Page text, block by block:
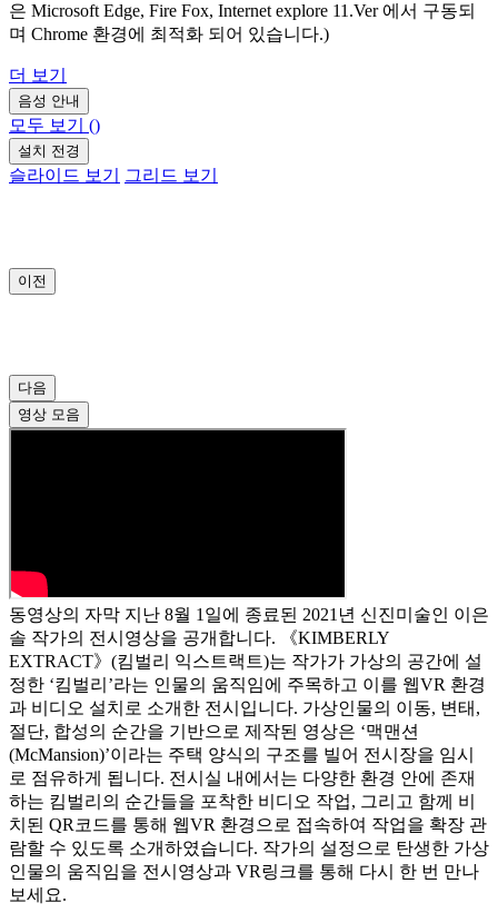
은 Microsoft Edge, Fire Fox, Internet explore 11.Ver 에서 구동되
며 Chrome 환경에 최적화 되어 있습니다.)
더 보기
음성 안내
모두 보기 ()
설치 전경
슬라이드 보기 그리드 보기
이전
다음
영상 모음
동영상의 자막 지난 8월 1일에 종료된 2021년 신진미술인 이은
솔 작가의 전시영상을 공개합니다. 《KIMBERLY
EXTRACT》(킴벌리 익스트랙트)는 작가가 가상의 공간에 설
정한 ‘킴벌리’라는 인물의 움직임에 주목하고 이를 웹VR 환경
과 비디오 설치로 소개한 전시입니다. 가상인물의 이동, 변태,
절단, 합성의 순간을 기반으로 제작된 영상은 ‘맥맨션
(McMansion)’이라는 주택 양식의 구조를 빌어 전시장을 임시
로 점유하게 됩니다. 전시실 내에서는 다양한 환경 안에 존재
하는 킴벌리의 순간들을 포착한 비디오 작업, 그리고 함께 비
치된 QR코드를 통해 웹VR 환경으로 접속하여 작업을 확장 관
람할 수 있도록 소개하였습니다. 작가의 설정으로 탄생한 가상
인물의 움직임을 전시영상과 VR링크를 통해 다시 한 번 만나
보세요.